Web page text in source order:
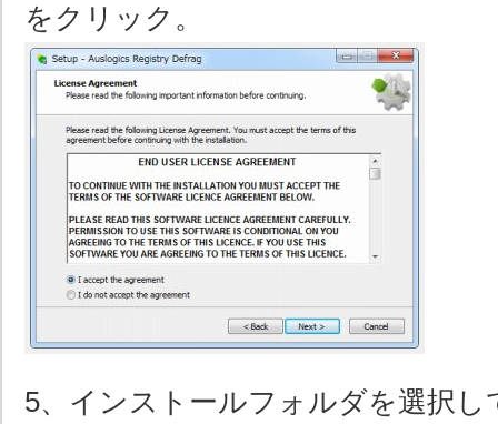
をクリック。
5、インストールフォルダを選択し